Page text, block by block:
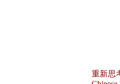
重新思